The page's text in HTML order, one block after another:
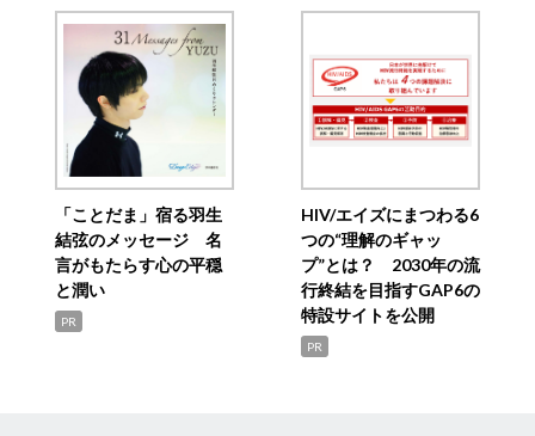
「ことだま」宿る羽生
結弦のメッセージ 名
言がもたらす心の平穏
と潤い
PR
HIV/エイズにまつわる6
つの“理解のギャッ
プ”とは？ 2030年の流
行終結を目指すGAP6の
特設サイトを公開
PR